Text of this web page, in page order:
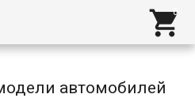

автомобилей